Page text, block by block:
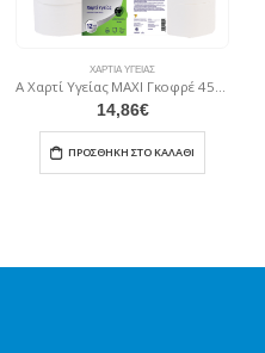
ΧΑΡΤΙΆ ΥΓΕΊΑΣ
A Χαρτί Υγείας MAXI Γκοφρέ 450gr Χ 12 Ρολά
14,86€
ΠΡΟΣΘΉΚΗ ΣΤΟ ΚΑΛΆΘΙ